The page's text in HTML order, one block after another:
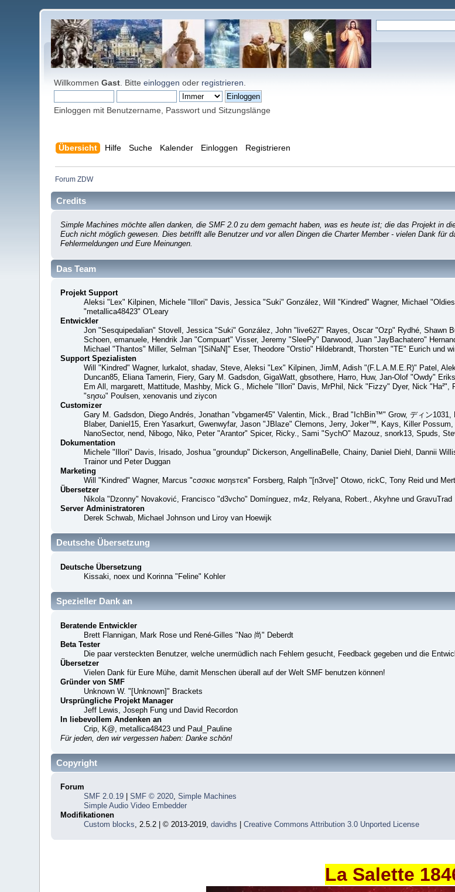
WillkommenGast . Bitteeinloggen oder registrieren
Einloggen mit Benutzername, Passwort und Sitzungslänge
Übersicht Hilfe Suche Kalender Einloggen Registrieren
Forum ZDW
Credits
Simple Machines möchte allen danken, die SMF 2.0 zu dem gemacht haben, was es heute ist; die das Projekt in
Euch nicht möglich gewesen. Dies betrifft alle Benutzer und vor allen Dingen die Charter Member - vielen Dank für
Fehlermeldungen und Eure Meinungen.
Das Team
Projekt Support
Aleksi "Lex" Kilpinen, Michele "Illori" Davis, Jessica "Suki" González, Will "Kindred" Wagner, Michael
"metallica48423" O'Leary
Entwickler
Jon "Sesquipedalian" Stovell, Jessica "Suki" González, John "live627" Rayes, Oscar "Ozp" Rydhé, Shawn
Schoen, emanuele, Hendrik Jan "Compuart" Visser, Jeremy "SleePy" Darwood, Juan "JayBachatero"
Michael "Thantos" Miller, Selman "[SiNaN]" Eser, Theodore "Orstio" Hildebrandt, Thorsten "TE" Eurich und
Support Spezialisten
Will "Kindred" Wagner, lurkalot, shadav, Steve, Aleksi "Lex" Kilpinen, JimM, Adish "(F.L.A.M.E.R)" Patel,
Duncan85, Eliana Tamerin, Fiery, Gary M. Gadsdon, GigaWatt, gbsothere, Harro, Huw, Jan-Olof "Owdy"
Em All, margarett, Mattitude, Mashby, Mick G., Michele "Illori" Davis, MrPhil, Nick "Fizzy" Dyer, Nick
"sησω" Poulsen, xenovanis und ziycon
Customizer
Gary M. Gadsdon, Diego Andrés, Jonathan "vbgamer45" Valentin, Mick., Brad "IchBin™" Grow, ディン
Blaber, Daniel15, Eren Yasarkurt, Gwenwyfar, Jason "JBlaze" Clemons, Jerry, Joker™, Kays, Killer
NanoSector, nend, Nibogo, Niko, Peter "Arantor" Spicer, Ricky., Sami "SychO" Mazouz, snork13, Spuds,
Dokumentation
Michele "Illori" Davis, Irisado, Joshua "groundup" Dickerson, AngellinaBelle, Chainy, Daniel Diehl, Dannii
Trainor und Peter Duggan
Marketing
Will "Kindred" Wagner, Marcus "cσσкιє мσηѕтєя" Forsberg, Ralph "[n3rve]" Otowo, rickC, Tony Reid und
Übersetzer
Nikola "Dzonny" Novaković, Francisco "d3vcho" Domínguez, m4z, Relyana, Robert., Akyhne und GravuTrad
Server Administratoren
Derek Schwab, Michael Johnson und Liroy van Hoewijk
Deutsche Übersetzung
Deutsche Übersetzung
Kissaki, noex und Korinna "Feline" Kohler
Spezieller Dank an
Beratende Entwickler
Brett Flannigan, Mark Rose und René-Gilles "Nao 尚" Deberdt
Beta Tester
Die paar versteckten Benutzer, welche unermüdlich nach Fehlern gesucht, Feedback gegeben und die
Übersetzer
Vielen Dank für Eure Mühe, damit Menschen überall auf der Welt SMF benutzen können!
Gründer von SMF
Unknown W. "[Unknown]" Brackets
Ursprüngliche Projekt Manager
Jeff Lewis, Joseph Fung und David Recordon
In liebevollem Andenken an
Crip, K@, metallica48423 und Paul_Pauline
Für jeden, den wir vergessen haben: Danke schön!
Copyright
Forum
SMF 2.0.19| SMF © 2020, Simple Machines
Simple Audio Video Embedder
Modifikationen
Custom blocks, 2.5.2 | © 2013-2019, davidhs Creative Commons Attribution 3.0 Unported License
La Salette